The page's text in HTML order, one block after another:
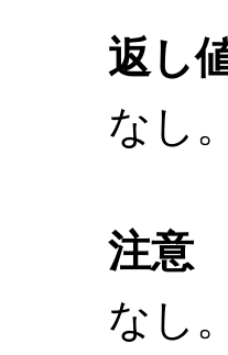
返し
なし。
注意
なし。